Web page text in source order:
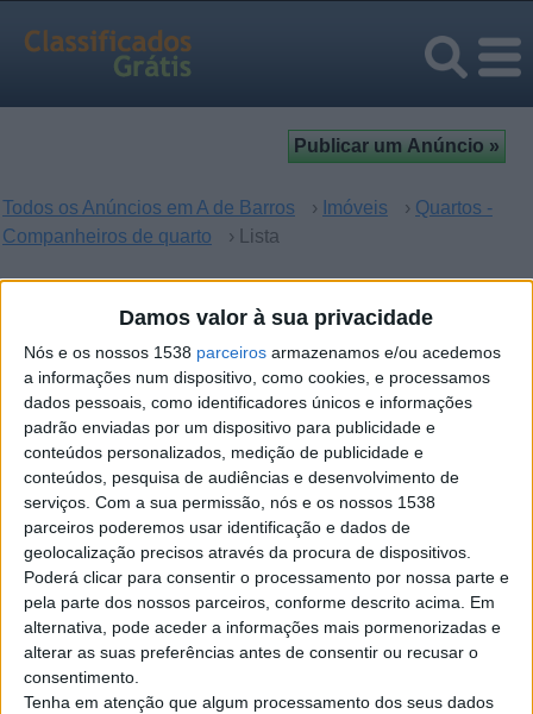
Damos valor à sua privacidade
Nós e os nossos 1538 parceiros armazenamos e/ou acedemos
a informações num dispositivo, como cookies, e processamos
dados pessoais, como identificadores únicos e informações
padrão enviadas por um dispositivo para publicidade e
conteúdos personalizados, medição de publicidade e
conteúdos, pesquisa de audiências e desenvolvimento de
serviços. Com a sua permissão, nós e os nossos 1538
parceiros poderemos usar identificação e dados de
geolocalização precisos através da procura de dispositivos.
Poderá clicar para consentir o processamento por nossa parte e
pela parte dos nossos parceiros, conforme descrito acima. Em
alternativa, pode aceder a informações mais pormenorizadas e
alterar as suas preferências antes de consentir ou recusar o
consentimento.
Tenha em atenção que algum processamento dos seus dados
Todos os Anúncios em A de Barros › Imóveis › Quartos -
Companheiros de quarto
› Lista
Quartos - Companheiros de
quarto em A de Barros, Viseu
Desculpe, mas não houve resultados para sua busca. Se
quer enviar um anúncio -
clique aqui
Top cidades
Lisboa
Porto